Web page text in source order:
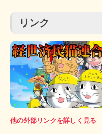
リンク
他の外部リンクを詳しく見る